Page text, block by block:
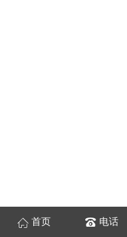
首页 电话